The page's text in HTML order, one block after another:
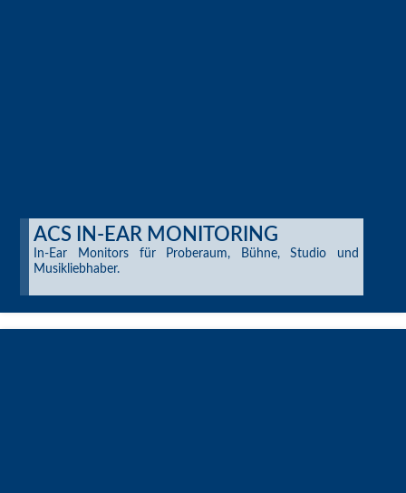
ACS IN-EAR MONITORING
In-Ear Monitors für Proberaum, Bühne, Studio und
Musikliebhaber.